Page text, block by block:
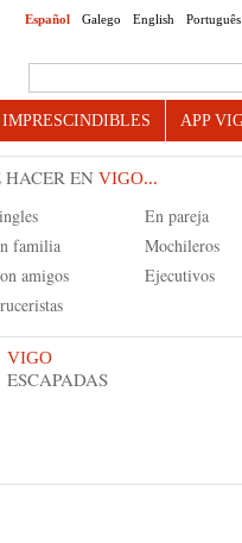
Español Galego English Português
IMPRESCINDIBLES APP
HACER EN VIGO...
En pareja
familia
Mochileros
amigos
Ejecutivos
VIGO
ESCAPADAS